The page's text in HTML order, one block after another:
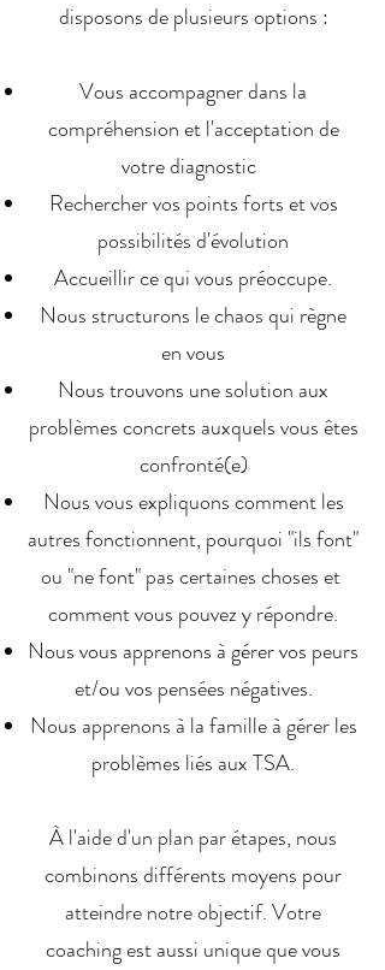
disposons de plusieurs options :
Vous accompagner dans la
compréhension et l'acceptation de
votre diagnostic
Rechercher vos points forts et vos
possibilités d'évolution
Accueillir ce qui vous préoccupe.
Nous structurons le chaos qui règne
en vous
Nous trouvons une solution aux
problèmes concrets auxquels vous êtes
confronté(e)
Nous vous expliquons comment les
autres fonctionnent, pourquoi "ils font"
ou "ne font" pas certaines choses et
comment vous pouvez y répondre.
Nous vous apprenons à gérer vos peurs
et/ou vos pensées négatives.
Nous apprenons à la famille à gérer les
problèmes liés aux TSA.
À l'aide d'un plan par étapes, nous
combinons différents moyens pour
atteindre notre objectif. Votre
coaching est aussi unique que vous